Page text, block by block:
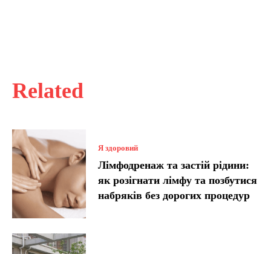
Related
Я здоровий
Лімфодренаж та застій рідини:
як розігнати лімфу та позбутися
набряків без дорогих процедур